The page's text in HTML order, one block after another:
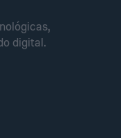
una
el metal
Nadie
digital.